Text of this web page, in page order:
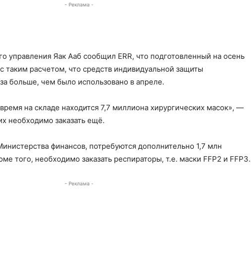
- Реклама -
управления Яак Ааб сообщил ERR, что подготовленный на осень
таким расчетом, что средств индивидуальной защиты
больше, чем было использовано в апреле.
на складе находится 7,7 миллиона хирургических масок», —
необходимо заказать ещё.
финансов, потребуются дополнительно 1,7 млн
того, необходимо заказать респираторы, т.е. маски FFP2 и FFP3.
- Реклама -